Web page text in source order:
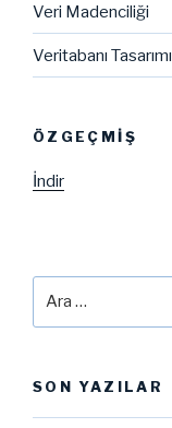
Veri Madenciliği
Veritabanı Tasarımı
ÖZGEÇMIŞ
İndir
SON YAZILAR